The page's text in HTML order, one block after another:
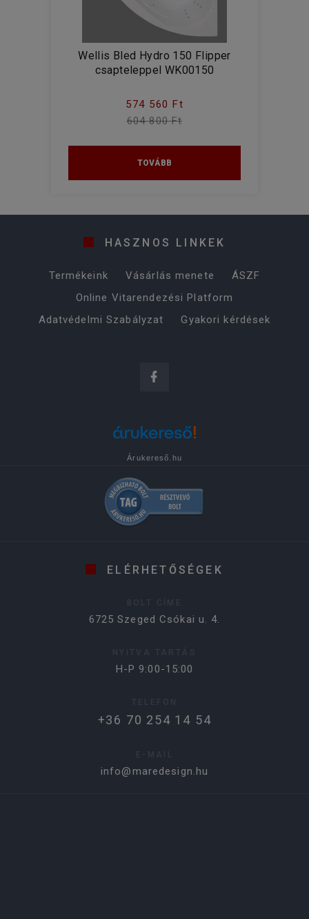
Wellis Bled Hydro 150 Flipper
csapteleppel WK00150
574 560 Ft
604 800 Ft
TOVÁBB
HASZNOS LINKEK
Termékeink Vásárlás menete
ÁSZF
Online Vitarendezési Platform
Adatvédelmi Szabályzat
Gyakori kérdések
Árukereső.hu
ELÉRHETŐSÉGEK
6725 Szeged Csókai u. 4.
H-P 9:00-15:00
+36 70 254 14 54
info@maredesign.hu